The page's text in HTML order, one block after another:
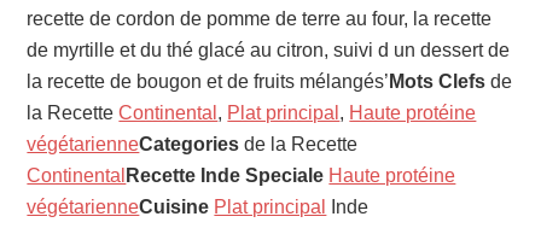
recette de cordon de pomme de terre au four, la recette
de myrtille et du thé glacé au citron, suivi d un dessert de
la recette de bougon et de fruits mélangés’ Mots Clefs de
la RecetteContinental , Plat principal , Haute protéine
végétarienneCategories de la Recette
Continental Recette Inde Speciale Haute protéine
végétarienneCuisine Plat principal Inde